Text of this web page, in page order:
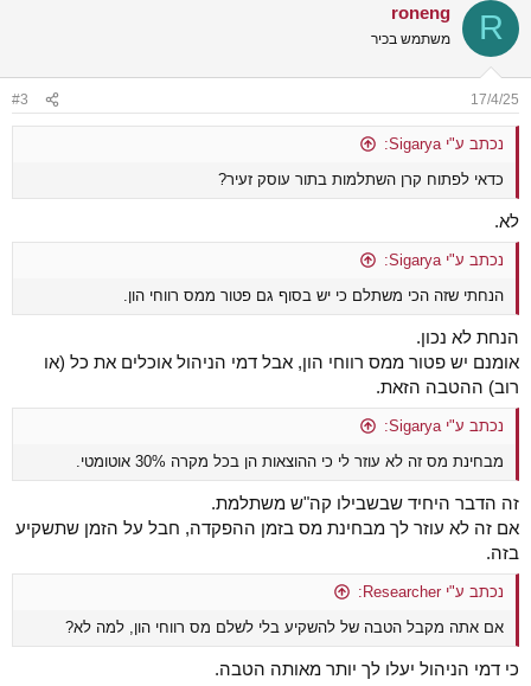
R
roneng
משתמש בכיר
17/4/25
#3
נכתב ע"י Sigarya:
כדאי לפתוח קרן השתלמות בתור עוסק זעיר?
לא.
נכתב ע"י Sigarya:
הנחתי שזה הכי משתלם כי יש בסוף גם פטור ממס רווחי הון.
הנחת לא נכון.
אומנם יש פטור ממס רווחי הון, אבל דמי הניהול אוכלים את כל (או
רוב) ההטבה הזאת.
נכתב ע"י Sigarya:
מבחינת מס זה לא עוזר לי כי ההוצאות הן בכל מקרה 30% אוטומטי.
זה הדבר היחיד שבשבילו קה"ש משתלמת.
אם זה לא עוזר לך מבחינת מס בזמן ההפקדה, חבל על הזמן שתשקיע
בזה.
נכתב ע"י Researcher:
אם אתה מקבל הטבה של להשקיע בלי לשלם מס רווחי הון, למה לא?
כי דמי הניהול יעלו לך יותר מאותה הטבה.